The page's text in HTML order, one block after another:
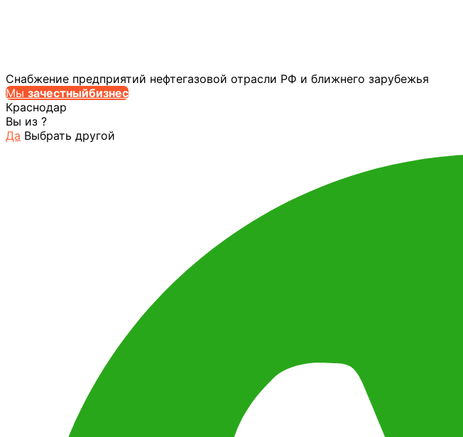
Снабжение предприятий нефтегазовой отрасли РФ и ближнего зарубежья
Мы зачестныйбизнес
Краснодар
Вы из ?
Да Выбрать другой